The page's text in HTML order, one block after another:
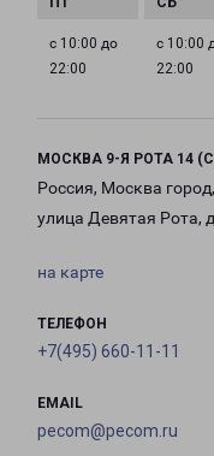
с 10:00 до
22:00
с 10:00
22:00
МОСКВА 9-Я РОТА 14
Россия, Москва
улица Девятая Рота,
на карте
ТЕЛЕФОН
+7(495) 660-11-11
EMAIL
pecom@pecom.ru